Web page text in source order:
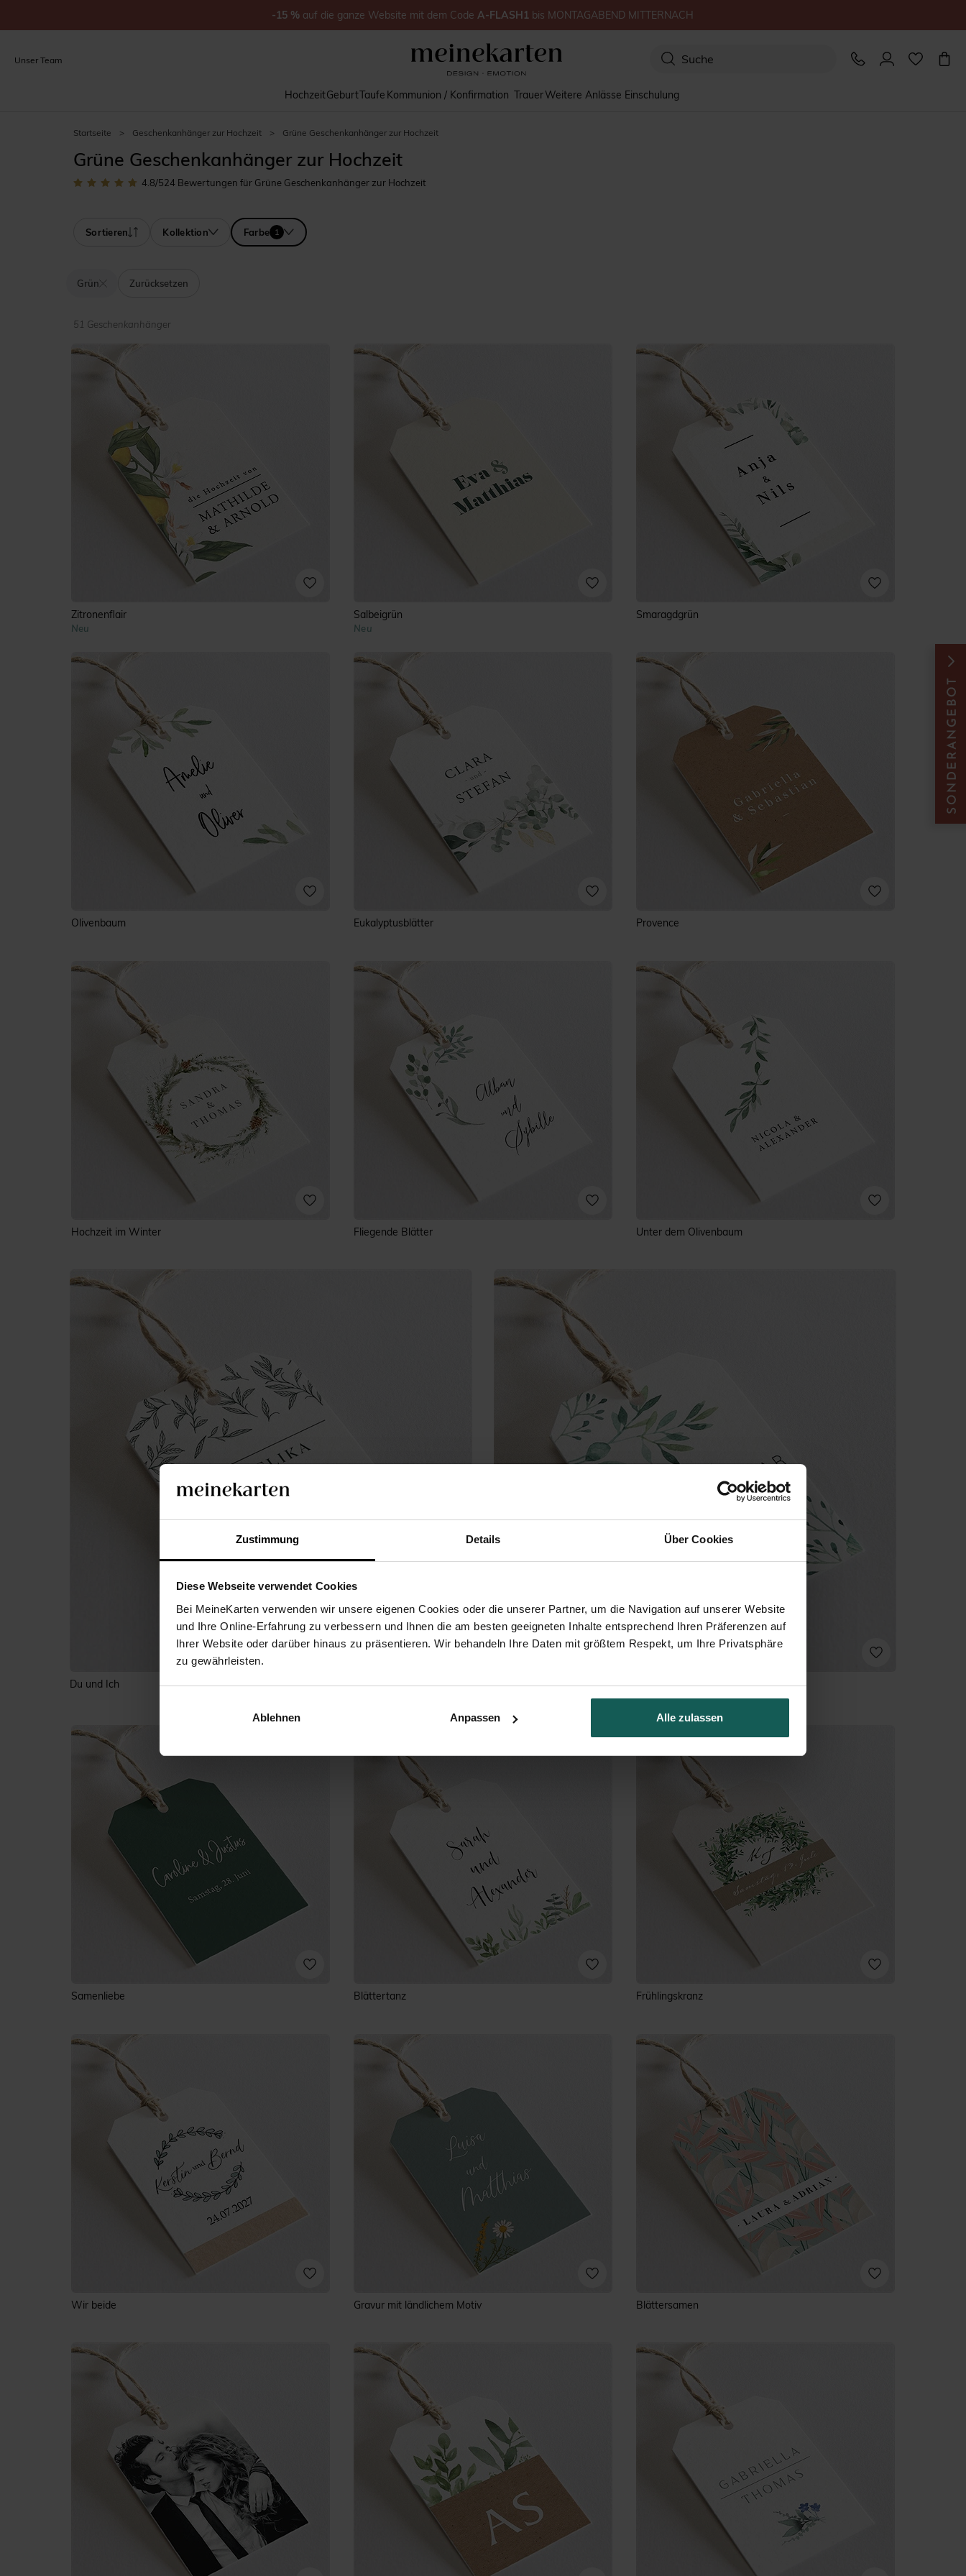
Zustimmung Details Über Cookies
Diese Webseite verwendet Cookies
Bei MeineKarten verwenden wir unsere eigenen Cookies oder die unserer Partner, um die Navigation auf unserer Website
und Ihre Online-Erfahrung zu verbessern und Ihnen die am besten geeigneten Inhalte entsprechend Ihren Präferenzen auf
Ihrer Website oder darüber hinaus zu präsentieren. Wir behandeln Ihre Daten mit größtem Respekt, um Ihre Privatsphäre
zu gewährleisten.
Ablehnen Anpassen Alle zulassen
Unser Team
HochzeitGeburtTaufe Kommunion / Konfirmation TrauerWeitere Anlässe Einschulung
Startseite > Geschenkanhänger zur Hochzeit > Grüne Geschenkanhänger zur Hochzeit
Grüne Geschenkanhänger zur Hochzeit
4.8/524 Bewertungen für Grüne Geschenkanhänger zur Hochzeit
Sortieren Kollektion Farbe 1
Grün Zurücksetzen
51 Geschenkanhänger
Zitronenflair
Neu
Salbeigrün
Neu
Smaragdgrün
Olivenbaum Eukalyptusblätter Provence
Hochzeit im Winter Fliegende Blätter Unter dem Olivenbaum
Du und Ich Landluft
Samenliebe Blättertanz Frühlingskranz
Wir beide Gravur mit ländlichem Motiv Blättersamen
-15 % auf die ganze Website mit dem Code A-FLASH1 bis MONTAGABEND MITTERNACH